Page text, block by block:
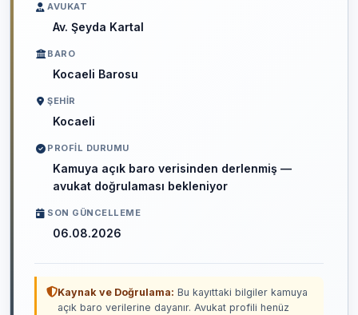
AVUKAT
Av. Şeyda Kartal
BARO
Kocaeli Barosu
ŞEHIR
Kocaeli
PROFIL DURUMU
Kamuya açık baro verisinden derlenmiş —
avukat doğrulaması bekleniyor
SON GÜNCELLEME
06.08.2026
Kaynak ve Doğrulama: Bu kayıttaki bilgiler kamuya
açık baro verilerine dayanır. Avukat profili henüz